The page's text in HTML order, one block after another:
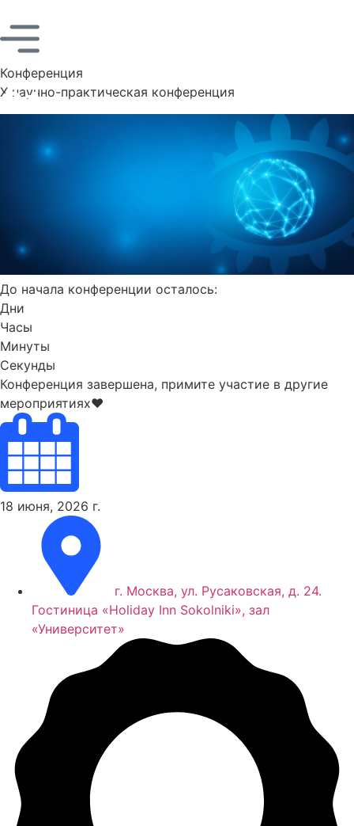
Конференция
X научно-практическая конференция
Сфера зрения и
сфера решений:
Конференция-диалог
для офтальмологов
До начала конференции осталось:
Дни
Часы
Минуты
Секунды
Конференция завершена, примите участие в другие
мероприятиях♥
18 июня, 2026 г.
г. Москва, ул. Русаковская, д. 24.
Гостиница «Holiday Inn Sokolniki», зал
«Университет»